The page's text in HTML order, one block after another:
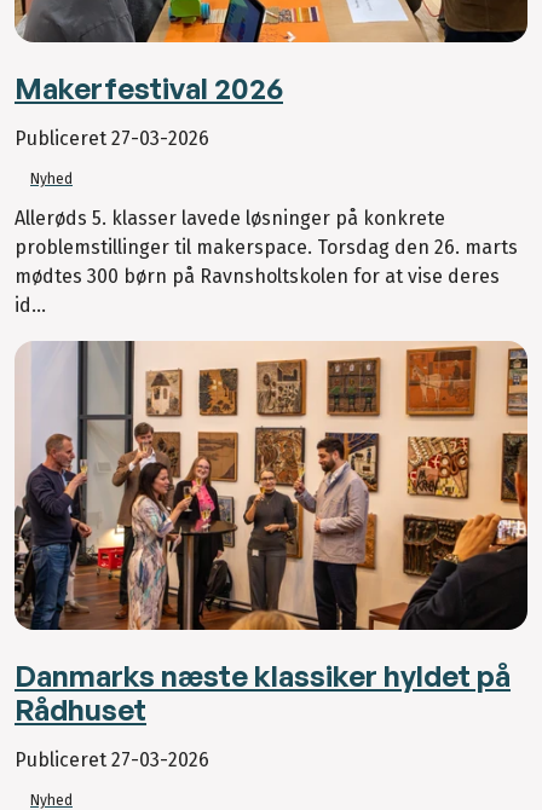
Makerfestival 2026
Publiceret 27-03-2026
Nyhed
Allerøds 5. klasser lavede løsninger på konkrete
problemstillinger til makerspace. Torsdag den 26. marts
mødtes 300 børn på Ravnsholtskolen for at vise deres
id...
Danmarks næste klassiker hyldet på
Rådhuset
Publiceret 27-03-2026
Nyhed